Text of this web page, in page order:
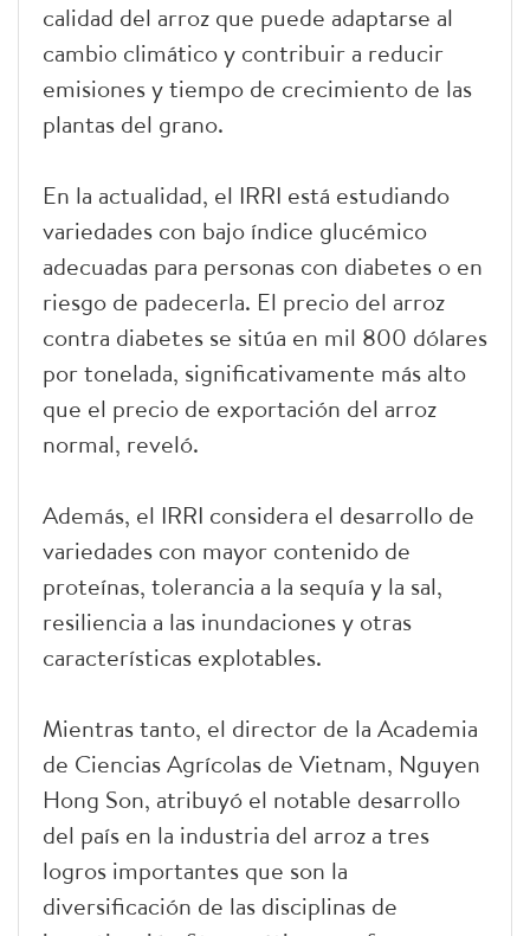
calidad del arroz que puede adaptarse al
cambio climático y contribuir a reducir
emisiones y tiempo de crecimiento de las
plantas del grano.
En la actualidad, el IRRI está estudiando
variedades con bajo índice glucémico
adecuadas para personas con diabetes o en
riesgo de padecerla. El precio del arroz
contra diabetes se sitúa en mil 800 dólares
por tonelada, significativamente más alto
que el precio de exportación del arroz
normal, reveló.
Además, el IRRI considera el desarrollo de
variedades con mayor contenido de
proteínas, tolerancia a la sequía y la sal,
resiliencia a las inundaciones y otras
características explotables.
Mientras tanto, el director de la Academia
de Ciencias Agrícolas de Vietnam, Nguyen
Hong Son, atribuyó el notable desarrollo
del país en la industria del arroz a tres
logros importantes que son la
diversificación de las disciplinas de